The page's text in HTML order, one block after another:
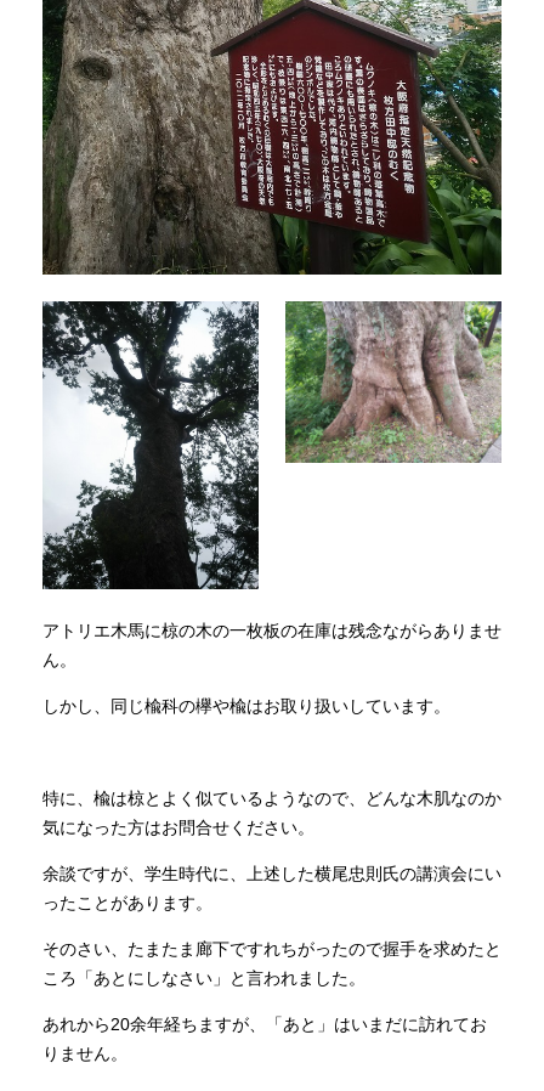
アトリエ木馬に椋の木の一枚板の在庫は残念ながらありませ
ん。
しかし、同じ楡科の欅や楡はお取り扱いしています。
特に、楡は椋とよく似ているようなので、どんな木肌なのか
気になった方はお問合せください。
余談ですが、学生時代に、上述した横尾忠則氏の講演会にい
ったことがあります。
そのさい、たまたま廊下ですれちがったので握手を求めたと
ころ「あとにしなさい」と言われました。
あれから20余年経ちますが、「あと」はいまだに訪れてお
りません。